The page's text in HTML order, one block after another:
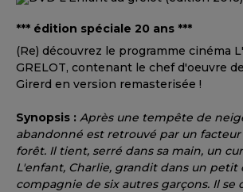
*** édition spéciale 20 ans ***
(Re) découvrez le programme cinéma
GRELOT, contenant le chef d'oeuvre
Girerd en version remasterisée !
Synopsis : Après une tempête de
abandonné est retrouvé par un
forêt. Il tient, serré dans sa main, un
L'enfant, Charlie, grandit dans un
compagnie de six autres garçons. Il se